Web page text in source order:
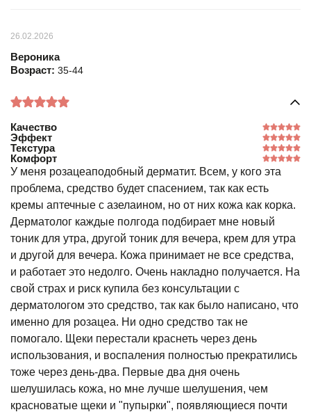
26.02.2026
Вероника
Возраст: 35-44
Качество
Эффект
Текстура
Комфорт
У меня розацеаподобный дерматит. Всем, у кого эта
проблема, средство будет спасением, так как есть
кремы аптечные с азелаином, но от них кожа как корка.
Дерматолог каждые полгода подбирает мне новый
тоник для утра, другой тоник для вечера, крем для утра
и другой для вечера. Кожа принимает не все средства,
и работает это недолго. Очень накладно получается. На
свой страх и риск купила без консультации с
дерматологом это средство, так как было написано, что
именно для розацеа. Ни одно средство так не
помогало. Щеки перестали краснеть через день
использования, и воспаления полностью прекратились
тоже через день-два. Первые два дня очень
шелушилась кожа, но мне лучше шелушения, чем
красноватые щеки и "пупырки", появляющиеся почти